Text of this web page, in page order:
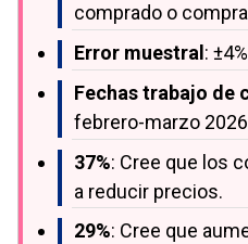
comprado o
Error muestral :
Fechas trabajo de
febrero-marzo
37%: Cree que los
a reducir precios.
29%: Cree que